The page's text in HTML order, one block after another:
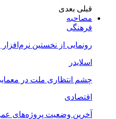
قبلی بعدی
مصاحبه
فرهنگی
رونمایی از نخستین
اسلایدر
چشم انتظاری ملت در معمایی به نام پروژه ۷۱۵
اقتصادی
آخرین وضعیت پروژه‌های